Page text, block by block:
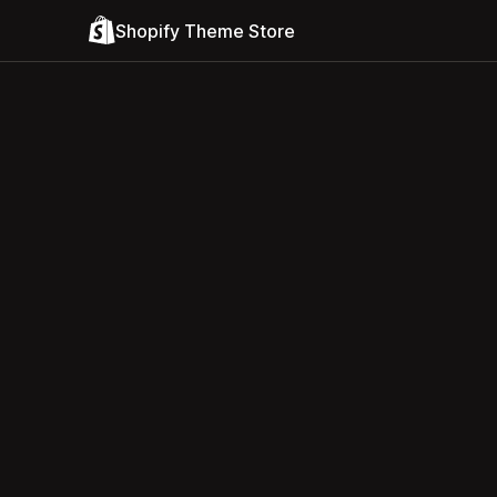
Shopify Theme Store